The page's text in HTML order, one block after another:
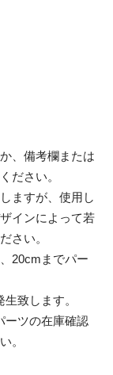
、備考欄または
ださい。
ますが、使用し
インによって若
さい。
20cmまでパー
致します。
ーツの在庫確認
。